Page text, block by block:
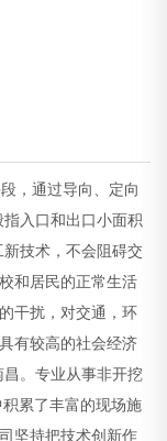
，通过导向、定向
入口和出口小面积
技术，不会阻碍交
和居民的正常生活
干扰，对交通，环
有较高的社会经济
。专业从事非开挖
累了丰富的现场施
坚持把技术创新作